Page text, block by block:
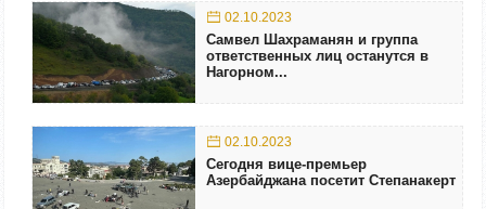
02.10.2023
Самвел Шахраманян и группа
ответственных лиц останутся в
Нагорном...
02.10.2023
Сегодня вице-премьер
Азербайджана посетит Степанакерт